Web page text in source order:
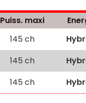
Puiss. maxi
145 ch
145 ch
145 ch